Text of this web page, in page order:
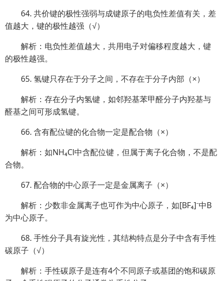
64. 共价键的极性强弱与成键原子的电负性差值有关，差
值越大，键的极性越强（√）
解析：电负性差值越大，共用电子对偏移程度越大，键
的极性越强。
65. 氢键只存在于分子之间，不存在于分子内部（×）
解析：存在分子内氢键，如邻羟基苯甲醛分子内羟基与
醛基之间可形成氢键。
66. 含有配位键的化合物一定是配合物（×）
解析：如NH₄Cl中含配位键，但属于离子化合物，不是配
合物。
67. 配合物的中心原子一定是金属离子（×）
解析：少数非金属离子也可作为中心原子，如[BF₄]⁻中B
为中心原子。
68. 手性分子具有旋光性，其结构特点是分子中含有手性
碳原子（√）
解析：手性碳原子是连有4个不同原子或基团的饱和碳原